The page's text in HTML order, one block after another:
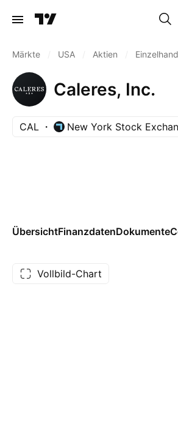
Märkte USA Aktien
Caleres, Inc.
CAL New York Stock
ÜbersichtFinanzdatenDokumente
Vollbild-Chart